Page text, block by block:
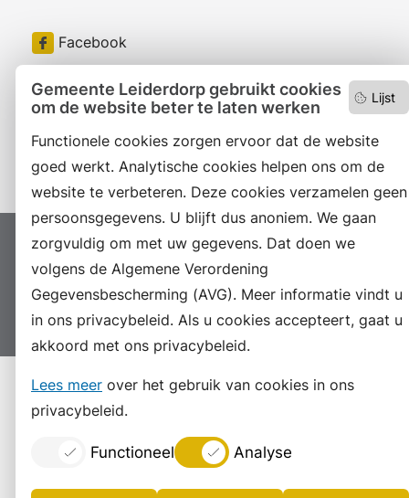
Lijst
Gemeente Leiderdorp gebruikt cookies
om de website beter te laten werken
Functionele cookies zorgen ervoor dat de website
goed werkt. Analytische cookies helpen ons om de
website te verbeteren. Deze cookies verzamelen geen
persoonsgegevens. U blijft dus anoniem. We gaan
zorgvuldig om met uw gegevens. Dat doen we
volgens de Algemene Verordening
Gegevensbescherming (AVG). Meer informatie vindt u
in ons privacybeleid. Als u cookies accepteert, gaat u
akkoord met ons privacybeleid.
Lees meer over het gebruik van cookies in ons
privacybeleid.
Functioneel Analyse
Facebook
LinkedIn
Proclaimer Colofon
Toegankelijkheid
Sitemap
Privacyverklaring
Servicenormen
Suggesties
Archief Vacatures